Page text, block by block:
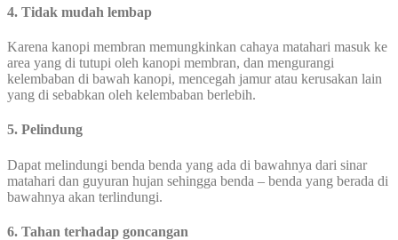
4. Tidak mudah lembap
Karena kanopi membran memungkinkan cahaya matahari masuk ke
area yang di tutupi oleh kanopi membran, dan mengurangi
kelembaban di bawah kanopi, mencegah jamur atau kerusakan lain
yang di sebabkan oleh kelembaban berlebih.
5. Pelindung
Dapat melindungi benda benda yang ada di bawahnya dari sinar
matahari dan guyuran hujan sehingga benda – benda yang berada di
bawahnya akan terlindungi.
6. Tahan terhadap goncangan